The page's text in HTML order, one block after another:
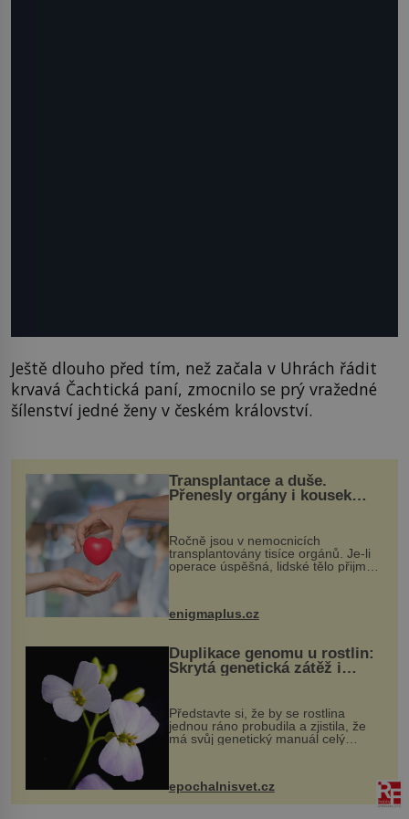
Ještě dlouho před tím, než začala v Uhrách řádit
krvavá Čachtická paní, zmocnilo se prý vražedné
šílenství jedné ženy v českém království.
Transplantace a duše.
Přenesly orgány i kousek
Ročně jsou v nemocnicích
transplantovány tisíce orgánů. Je-li
operace úspěšná, lidské tělo přijme
enigmaplus.cz
Duplikace genomu u rostlin:
Skrytá genetická zátěž i
Představte si, že by se rostlina
jednou ráno probudila a zjistila, že
má svůj genetický manuál celý
vstupenka...
epochalnisvet.cz